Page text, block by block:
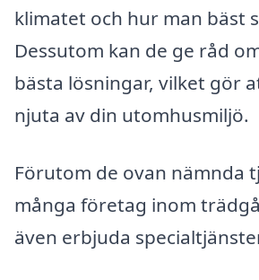
klimatet och hur man bäst
Dessutom kan de ge råd
bästa lösningar, vilket gör
njuta av din utomhusmiljö.
Förutom de ovan nämnda
många företag inom
även erbjuda